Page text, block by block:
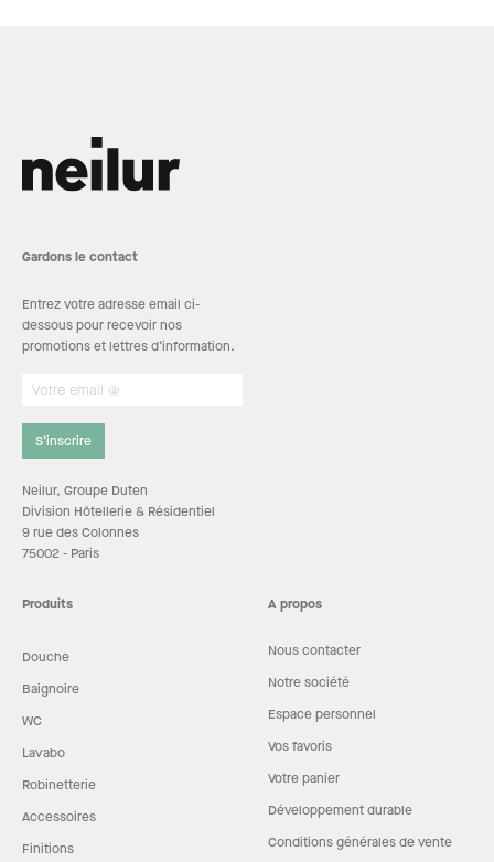
Gardons le contact
Entrez votre adresse email ci-
dessous pour recevoir nos
promotions et lettres d’information.
S’inscrire
Neilur, Groupe Duten
Division Hôtellerie & Résidentiel
9 rue des Colonnes
75002 - Paris
Produits
Douche
Baignoire
WC
Lavabo
Robinetterie
Accessoires
Finitions
A propos
Nous contacter
Notre société
Espace personnel
Vos favoris
Votre panier
Développement durable
Conditions générales de vente